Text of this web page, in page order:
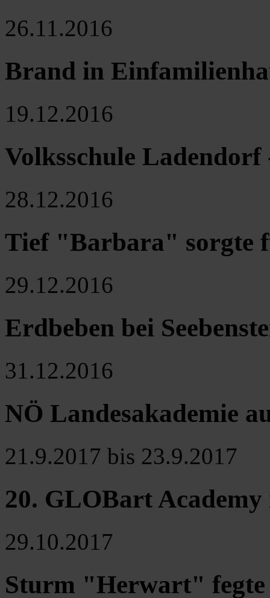
26.11.2016
Brand in
19.12.2016
Volksschule
28.12.2016
Tief "Barbara" sorgte
29.12.2016
Erdbeben bei
31.12.2016
NÖ Landesakademie
21.9.2017 bis 23.9.2017
20. GLOBart
29.10.2017
Sturm "Herwart" fegte